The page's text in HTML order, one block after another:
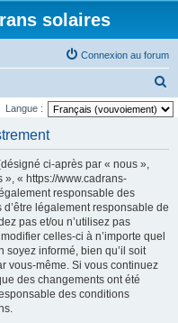
solaires
Connexion au forum
e
Langue :
ci-après par « nous »,
« https://www.cadrans-
responsable des
légalement responsable de
pas et/ou n’utilisez pas
celles-ci à n’importe quel
soyez informé, bien qu’il soit
vous-même. Si vous continuez
des changements ont été
des conditions